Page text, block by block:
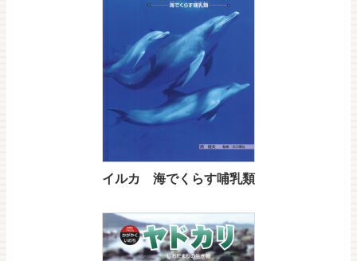
イルカ 海でくらす哺乳類